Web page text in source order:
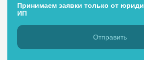
Принимаем заявки только от
ИП